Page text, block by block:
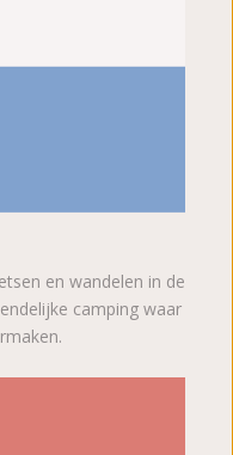
en wandelen in de
camping waar